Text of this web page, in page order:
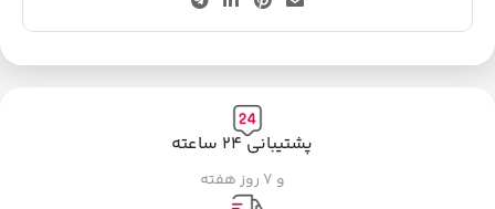
پشتیبانی ۲۴ ساعته
و ۷ روز هفته